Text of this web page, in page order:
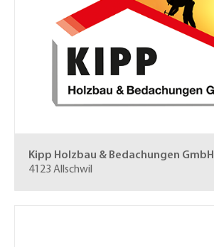
Kipp Holzbau & Bedachungen GmbH
4123 Allschwil